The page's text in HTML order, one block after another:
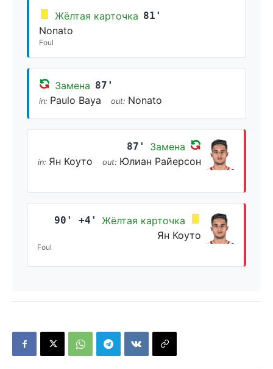
Жёлтая карточка 81'
Nonato
Foul
Замена 87'
in: Paulo Baya out: Nonato
87' Замена
in: Ян Коуто out: Юлиан Райерсон
90' +4'
Жёлтая карточка
Ян Коуто
Foul